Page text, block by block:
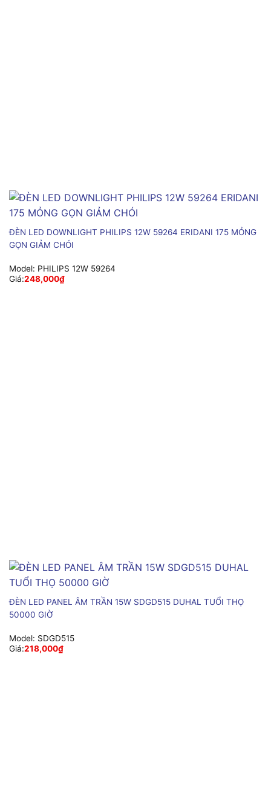
ĐÈN LED DOWNLIGHT PHILIPS 12W 59264 ERIDANI 175 MỎNG
GỌN GIẢM CHÓI
Model: PHILIPS 12W 59264
Giá:248,000₫
ĐÈN LED PANEL ÂM TRẦN 15W SDGD515 DUHAL TUỔI THỌ
50000 GIỜ
Model: SDGD515
Giá:218,000₫